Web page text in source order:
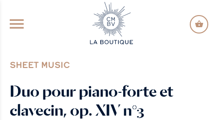
GO TO PRINCIPAL CONTENT
SHEET MUSIC
Duo pour piano-forte et
clavecin, op. XIV n°3